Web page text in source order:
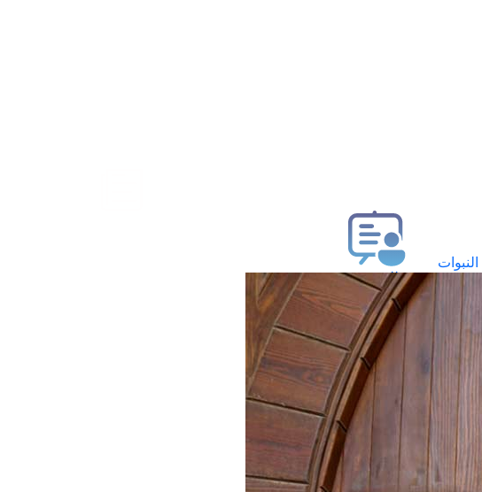
النبوات
طلب فتوى
استعلام عن فتوى
حجز موعد